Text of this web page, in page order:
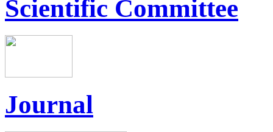
Scientific Committee
Journal